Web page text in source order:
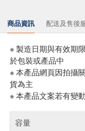
商品資訊 配送及售後
※ 製造日期與有效期
於包裝或產品中
※ 本產品網頁因拍攝
貨為主
※ 本產品文案若有變
容量